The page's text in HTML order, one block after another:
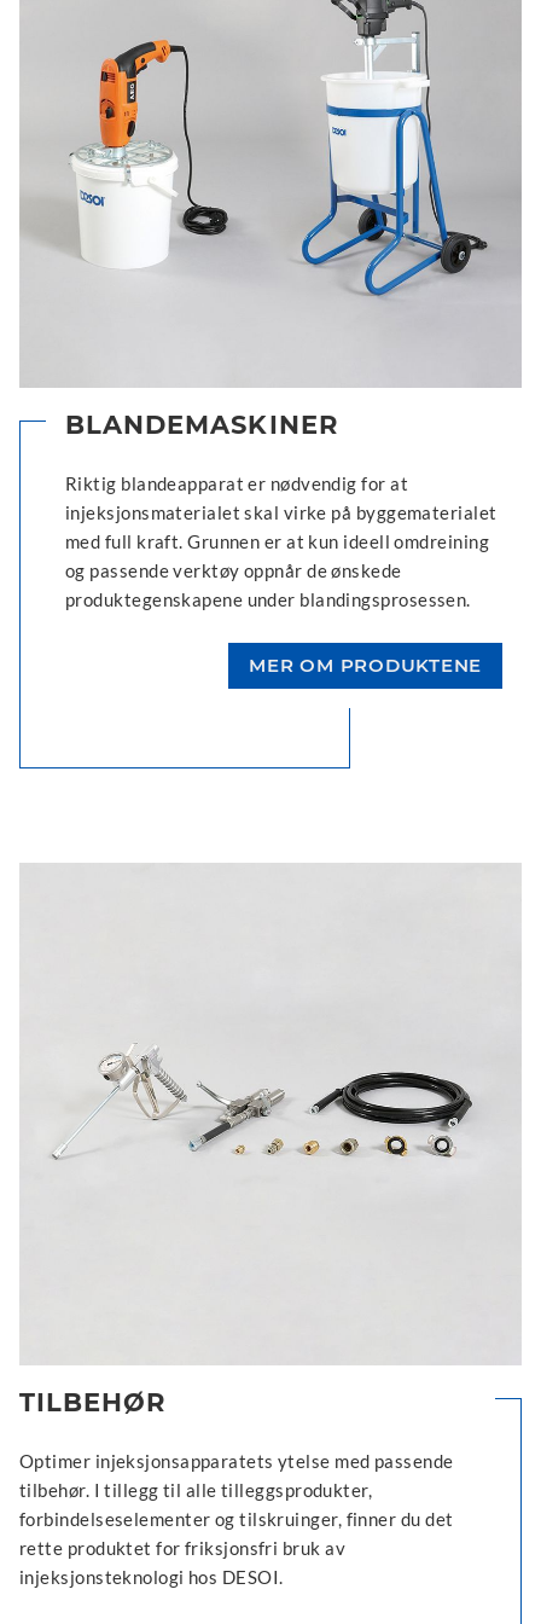
BLANDEMASKINER
Riktig blandeapparat er nødvendig for at
injeksjonsmaterialet skal virke på byggematerialet
med full kraft. Grunnen er at kun ideell omdreining
og passende verktøy oppnår de ønskede
produktegenskapene under blandingsprosessen.
MER OM PRODUKTENE
TILBEHØR
Optimer injeksjonsapparatets ytelse med passende
tilbehør. I tillegg til alle tilleggsprodukter,
forbindelseselementer og tilskruinger, finner du det
rette produktet for friksjonsfri bruk av
injeksjonsteknologi hos DESOI.